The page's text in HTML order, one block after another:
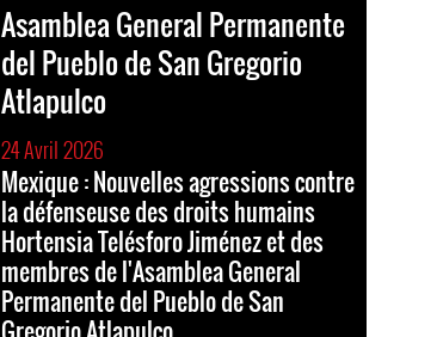
Asamblea General Permanente
del Pueblo de San Gregorio
Atlapulco
24 Avril 2026
Mexique : Nouvelles agressions contre
la défenseuse des droits humains
Hortensia Telésforo Jiménez et des
membres de l'Asamblea General
Permanente del Pueblo de San